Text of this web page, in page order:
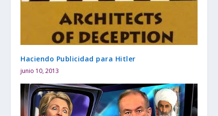
Haciendo Publicidad para Hitler
junio 10, 2013